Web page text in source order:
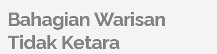
Bahagian Warisan
Tidak Ketara